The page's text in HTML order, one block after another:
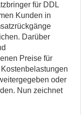
für DDL
Kunden in
Darüber
Preise für
oder
Nun zeichnet